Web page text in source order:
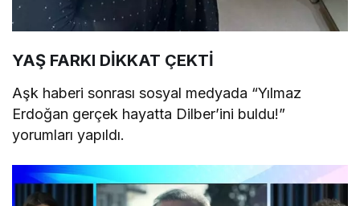
YAŞ FARKI DİKKAT ÇEKTİ
Aşk haberi sonrası sosyal medyada “Yılmaz
Erdoğan gerçek hayatta Dilber’ini buldu!”
yorumları yapıldı.